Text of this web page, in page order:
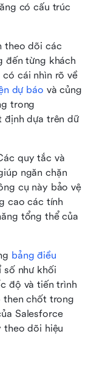
có cấu trúc
theo dõi các
đến từng khách
cái nhìn rõ về
dự báo và củng
trong
định dựa trên dữ
quy tắc và
ngăn chặn
cụ này bảo vệ
cao các tính
tổng thể của
bảng điều
số như khối
độ và tiến trình
then chốt trong
Salesforce
theo dõi hiệu